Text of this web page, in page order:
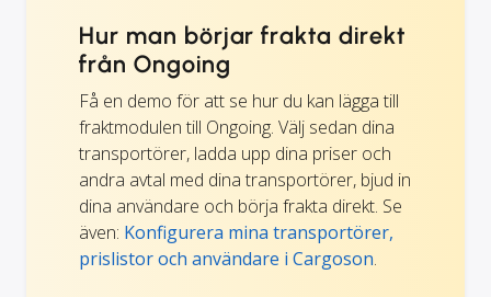
Hur man börjar frakta direkt
från Ongoing
Få en demo för att se hur du kan lägga till
fraktmodulen till Ongoing. Välj sedan dina
transportörer, ladda upp dina priser och
andra avtal med dina transportörer, bjud in
dina användare och börja frakta direkt. Se
även: Konfigurera mina transportörer,
prislistor och användare i Cargoson.